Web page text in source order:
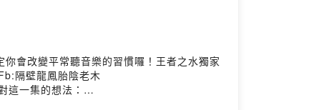
會改變平常聽音樂的習慣囉！王者之水獨家
隔壁龍鳳胎陰老木
一集的想法：